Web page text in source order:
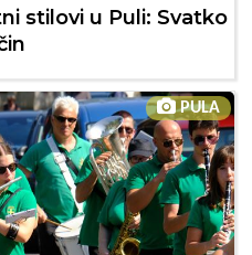
stilovi u Puli: Svatko
PULA